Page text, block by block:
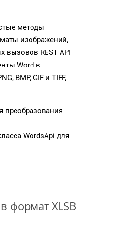
методы
изображений,
вызовов REST API
Word в
BMP, GIF и TIFF,
преобразования
WordsApi для
формат XLSB